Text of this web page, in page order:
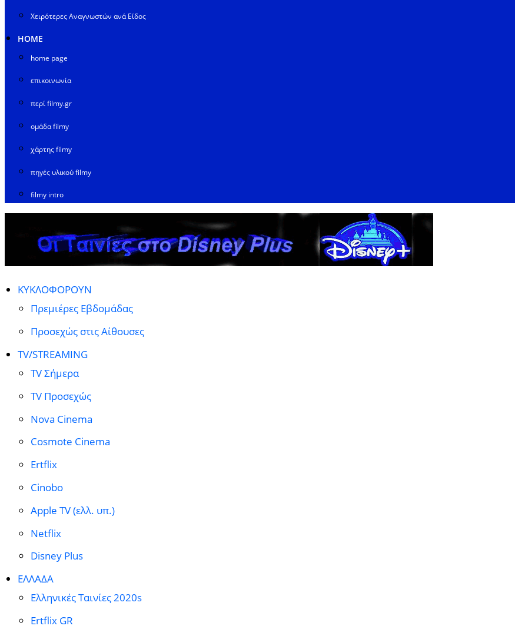
Χειρότερες Αναγνωστών ανά Είδος
HOME
home page
επικοινωνία
περί filmy.gr
ομάδα filmy
χάρτης filmy
πηγές υλικού filmy
filmy intro
ΚΥΚΛΟΦΟΡΟΥΝ
Πρεμιέρες Εβδομάδας
Προσεχώς στις Αίθουσες
TV/STREAMING
TV Σήμερα
TV Προσεχώς
Nova Cinema
Cosmote Cinema
Ertflix
Cinobo
Apple TV (ελλ. υπ.)
Netflix
Disney Plus
ΕΛΛΑΔΑ
Ελληνικές Ταινίες 2020s
Ertflix GR